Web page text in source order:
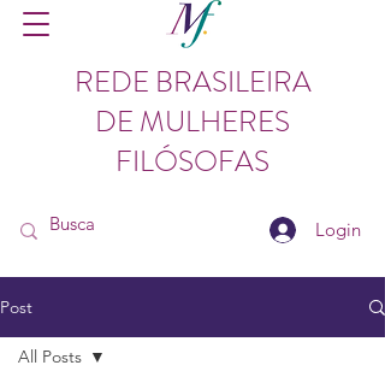
REDE BRASILEIRA
DE MULHERES
FILÓSOFAS
Login
Post
All Posts